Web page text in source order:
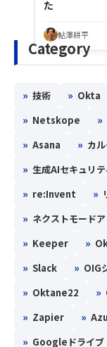
た
鮎澤耕平
Category
» 技術 » Okta
» Netskope »
» Asana » カ
» 生成AIセキュリ
» re:Invent »
» ネクストモード
» Keeper »
» Slack » OIG
» Oktane22 »
» Zapier »
» Googleドライブ